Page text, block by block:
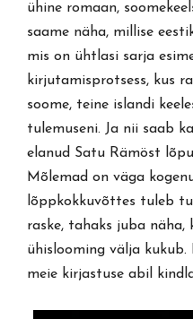
ühine romaan,
saame näha, millise
mis on ühtlasi sarja
kirjutamisprotsess, kus
soome, teine islandi
tulemuseni. Ja nii saab
elanud Satu Rämöst
Mõlemad on väga
lõppkokkuvõttes tuleb
raske, tahaks juba näha,
ühislooming välja kukub.
meie kirjastuse abil